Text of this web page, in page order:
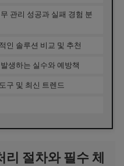
관리 성공과 실패 경험 분
인 솔루션 비교 및 추천
생하는 실수와 예방책
구 및 최신 트렌드
리 절차와 필수 체